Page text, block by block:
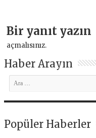
Bir yanıt yazın
açmalısınız.
Haber Arayın
Popüler Haberler